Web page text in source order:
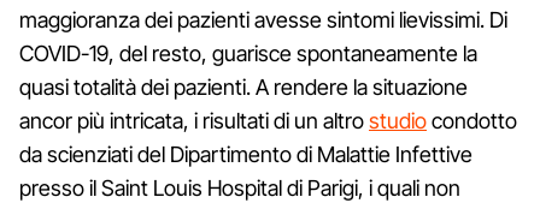
maggioranza dei pazienti avesse sintomi lievissimi. Di
COVID-19, del resto, guarisce spontaneamente la
quasi totalità dei pazienti. A rendere la situazione
ancor più intricata, i risultati di un altrostudiocondotto
da scienziati del Dipartimento di Malattie Infettive
presso il Saint Louis Hospital di Parigi, i quali non